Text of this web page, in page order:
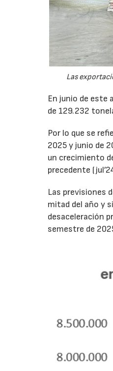
Las
En junio de este
de 129.232
Por lo que se
2025 y junio de
un crecimiento
precedente
Las previsiones
mitad del año y
desaceleración
semestre de